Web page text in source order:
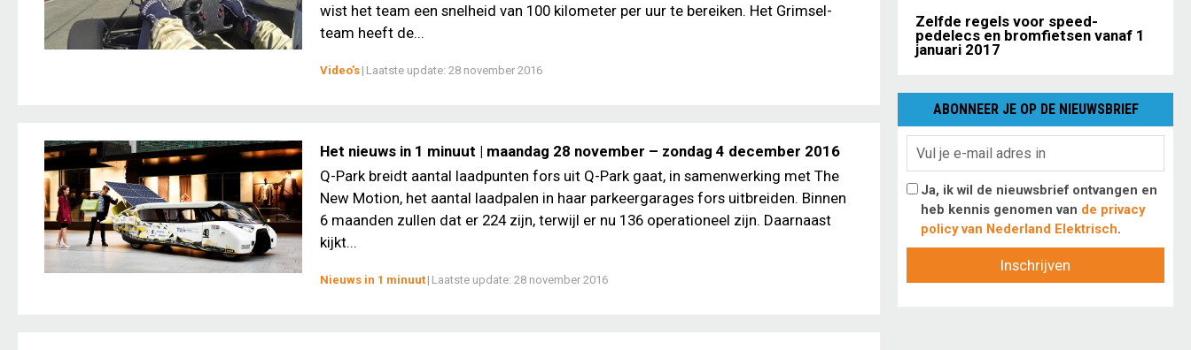
wist het team een snelheid van 100 kilometer per uur te bereiken. Het Grimsel-
team heeft de...
Video's | Laatste update: 28 november 2016
Het nieuws in 1 minuut | maandag 28 november – zondag 4 december 2016
Q-Park breidt aantal laadpunten fors uit Q-Park gaat, in samenwerking met The
New Motion, het aantal laadpalen in haar parkeergarages fors uitbreiden. Binnen
6 maanden zullen dat er 224 zijn, terwijl er nu 136 operationeel zijn. Daarnaast
kijkt...
Nieuws in 1 minuut | Laatste update: 28 november 2016
Zelfde regels voor speed-
pedelecs en bromfietsen vanaf 1
januari 2017
ABONNEER JE OP DE NIEUWSBRIEF
Ja, ik wil de nieuwsbrief ontvangen en
heb kennis genomen van de privacy
policy van Nederland Elektrisch.
Inschrijven